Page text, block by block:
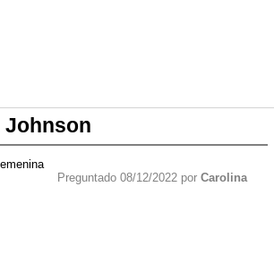
Johnson
Preguntado 08/12/2022 por Carolina